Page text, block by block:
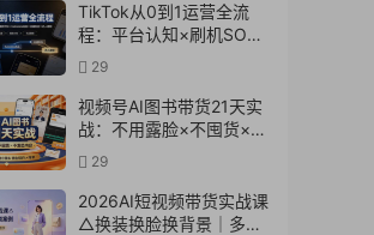
TikTok从0到1运营全流
程：平台认知×刷机SOP×
指纹浏览器×爆款对标
×Kalodata选品×店铺后台
×达人建联
29
视频号AI图书带货21天实
战：不用露脸×不囤货×不
发愁内容，AI写文案做视
频挂小黄车，佣金
50%+爆单
29
2026AI短视频带货实战课
△换装换脸换背景｜多品